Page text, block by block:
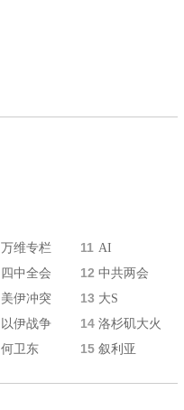
万维专栏 11 AI
四中全会 12 中共两会
美伊冲突 13 大S
以伊战争 14 洛杉矶大火
何卫东 15 叙利亚